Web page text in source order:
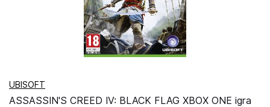
UBISOFT
ASSASSIN'S CREED IV: BLACK FLAG XBOX ONE igra